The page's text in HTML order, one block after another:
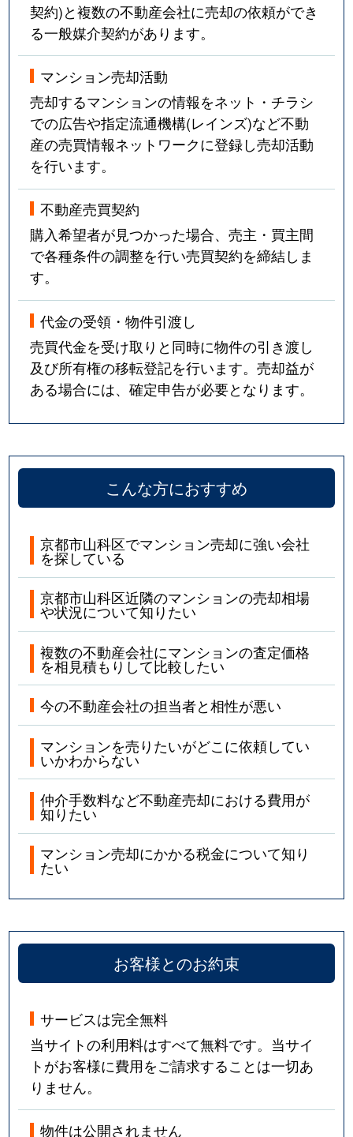
契約)と複数の不動産会社に売却の依頼ができ
る一般媒介契約があります。
マンション売却活動
売却するマンションの情報をネット・チラシ
での広告や指定流通機構(レインズ)など不動
産の売買情報ネットワークに登録し売却活動
を行います。
不動産売買契約
購入希望者が見つかった場合、売主・買主間
で各種条件の調整を行い売買契約を締結しま
す。
代金の受領・物件引渡し
売買代金を受け取りと同時に物件の引き渡し
及び所有権の移転登記を行います。売却益が
ある場合には、確定申告が必要となります。
こんな方におすすめ
京都市山科区でマンション売却に強い会社
を探している
京都市山科区近隣のマンションの売却相場
や状況について知りたい
複数の不動産会社にマンションの査定価格
を相見積もりして比較したい
今の不動産会社の担当者と相性が悪い
マンションを売りたいがどこに依頼してい
いかわからない
仲介手数料など不動産売却における費用が
知りたい
マンション売却にかかる税金について知り
たい
お客様とのお約束
サービスは完全無料
当サイトの利用料はすべて無料です。当サイ
トがお客様に費用をご請求することは一切あ
りません。
物件は公開されません